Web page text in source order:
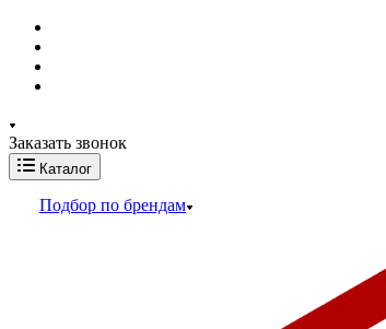
Заказать звонок
Каталог
Подбор по брендам